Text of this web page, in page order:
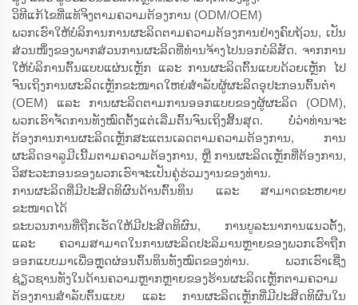
ວິທີແກ້ໄຂທີ່ແທ້ຈິງຕາມຄວາມຕ້ອງການ (ODM/OEM)
ພວກເຮົາໃຫ້ບໍລິການການຜະລິດຕາມຄວາມຕ້ອງການຢ່າງຄົບຖ້ວນ, ເປັນ
ສ່ວນໜຶ່ງຂອງພາກສ່ວນການຜະລິດທີ່ທ່ານຈ້າງໄປນອກບໍລິສັດ. ຈາກການ
ໃຫ້ບໍລິການຕົ້ນແບບແຜ່ນເຫຼັກ ແລະ ການຜະລິດຕົ້ນແບບດ້ວຍເຫຼັກ ໄປ
ຈົນເຖິງການຜະລິດເຫຼັກຂະໜາດໃຫຍ່ສຳລັບຜູ້ຜະລິດອຸປະກອນຕົ້ນຕຳ
(OEM) ແລະ ການຜະລິດຕາມການອອກແບບຂອງຜູ້ຜະລິດ (ODM),
ພວກເຮົາຈັດການທັງໝົດຕັ້ງແຕ່ເລີ່ມຕົ້ນຈົນເຖິງສິ້ນສຸດ. ບໍ່ວ່າທ່ານຈະ
ຕ້ອງການການຜະລິດເຫຼັກສະແຕນເລດຕາມຄວາມຕ້ອງການ, ການ
ຜະລິດອາລູມີເນີ້ມຕາມຄວາມຕ້ອງການ, ຫຼື ການຜະລິດເຫຼັກທີ່ຕ້ອງການ,
ວິສະວະກອນຂອງພວກເຮົາຈະເປັນຄູ່ຮ່ວມງານຂອງທ່ານ.
ການຜະລິດທີ່ມີປະສິດທິຜົນດ້ານຕົ້ນທຶນ ແລະ ສາມາດຂະຫຍາຍ
ຂະໜາດໄດ້
ຂະບວນການທີ່ຖືກເຮັດໃຫ້ມີປະສິດທິຜົນ, ການບູລະນາການແນວຕັ້ງ,
ແລະ ຄວາມສາມາດໃນການຜະລິດປະລິມານຫຼາຍຂອງພວກເຮົາຖືກ
ອອກແບບມາເພື່ອຫຼຸດຜ່ອນຕົ້ນທຶນທັງໝົດຂອງທ່ານ. ພວກເຮົາເຊີ່ງ
ຊ່ຽວຊານທັງໃນດ້ານຄວາມຫຼາກຫຼາຍຂອງຮ້ານຜະລິດເຫຼັກຕາມຄວາມ
ຕ້ອງການສຳລັບຕົ້ນແບບ ແລະ ການຜະລິດເຫຼັກທີ່ມີປະສິດທິຜົນໃນ